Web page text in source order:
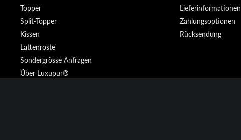
Topper
Split-Topper
Kissen
Lattenroste
Sondergrösse Anfragen
Über Luxupur®
Lieferinformationen
Zahlungsoptionen
Rücksendung